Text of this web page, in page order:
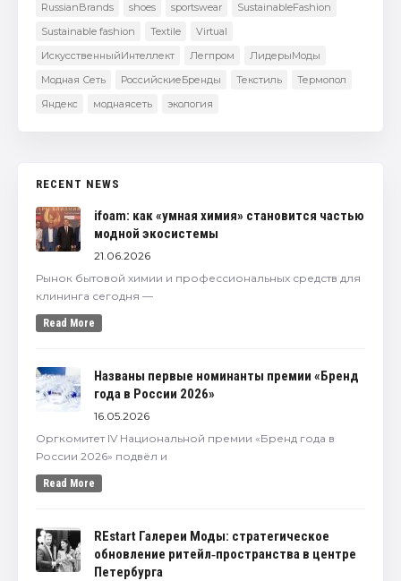
RussianBrands
shoes sportswear
SustainableFashion
Sustainable fashion
Textile
Virtual
ИскусственныйИнтеллект
Легпром
ЛидерыМоды
Модная Сеть
РоссийскиеБренды Текстиль
Термопол
Яндекс
моднаясеть экология
RECENT NEWS
ifoam: как «умная химия» становится частью
модной экосистемы
21.06.2026
Рынок бытовой химии и профессиональных средств для
клининга сегодня —
Read More
Названы первые номинанты премии «Бренд
года в России 2026»
16.05.2026
Оргкомитет IV Национальной премии «Бренд года в
России 2026» подвёл и
Read More
REstart Галереи Моды: стратегическое
обновление ритейл‑пространства в центре
Петербурга